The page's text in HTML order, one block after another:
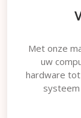
Met onze
uw
hardware